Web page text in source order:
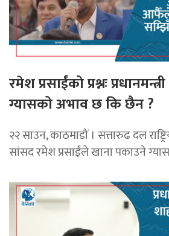
रमेश प्रसाईंको प्रश्नः
ग्यासको अभाव छ कि छैन ?
२२ साउन, काठमाडौं । सत्तारुढ दल
सांसद रमेश प्रसाईंले खाना पकाउने